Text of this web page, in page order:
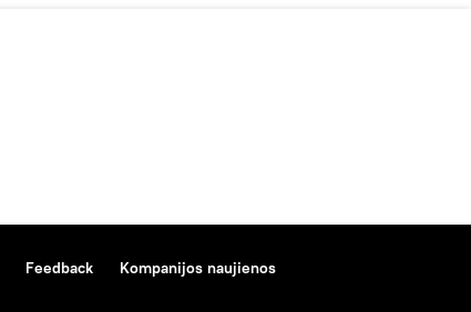
Feedback Kompanijos naujienos